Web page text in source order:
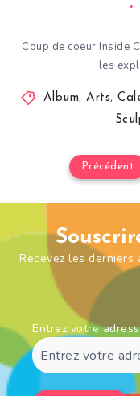
Coup de coeur Inside
les
Album,Arts,
Précédent
Recevez les
Entrez votre